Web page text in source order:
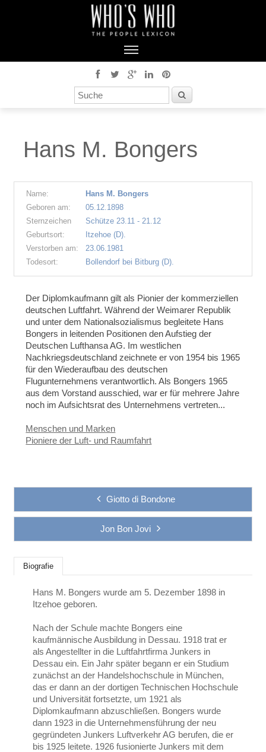
Hans M. Bongers
Name:
Hans M. Bongers
Geboren am:
05.12.1898
Sternzeichen
Schütze 23.11 - 21.12
Geburtsort:
Itzehoe (D).
Verstorben am:
23.06.1981
Todesort:
Bollendorf bei Bitburg (D).
Der Diplomkaufmann gilt als Pionier der kommerziellen
deutschen Luftfahrt. Während der Weimarer Republik
und unter dem Nationalsozialismus begleitete Hans
Bongers in leitenden Positionen den Aufstieg der
Deutschen Lufthansa AG. Im westlichen
Nachkriegsdeutschland zeichnete er von 1954 bis 1965
für den Wiederaufbau des deutschen
Flugunternehmens verantwortlich. Als Bongers 1965
aus dem Vorstand ausschied, war er für mehrere Jahre
noch im Aufsichtsrat des Unternehmens vertreten...
Menschen und Marken
Pioniere der Luft- und Raumfahrt
Giotto di Bondone
Jon Bon Jovi
Biografie
Hans M. Bongers wurde am 5. Dezember 1898 in
Itzehoe geboren.
Nach der Schule machte Bongers eine
kaufmännische Ausbildung in Dessau. 1918 trat er
als Angestellter in die Luftfahrtfirma Junkers in
Dessau ein. Ein Jahr später begann er ein Studium
zunächst an der Handelshochschule in München,
das er dann an der dortigen Technischen Hochschule
und Universität fortsetzte, um 1921 als
Diplomkaufmann abzuschließen. Bongers wurde
dann 1923 in die Unternehmensführung der neu
gegründeten Junkers Luftverkehr AG berufen, die er
bis 1925 leitete. 1926 fusionierte Junkers mit dem